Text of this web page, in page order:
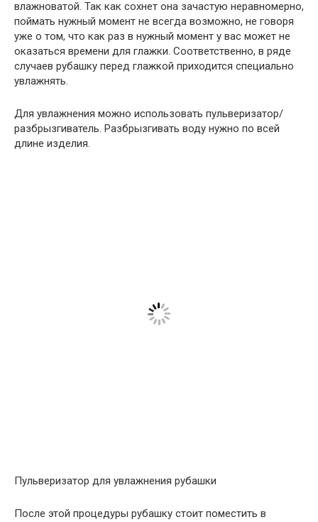
влажноватой. Так как сохнет она зачастую неравномерно,
поймать нужный момент не всегда возможно, не говоря
уже о том, что как раз в нужный момент у вас может не
оказаться времени для глажки. Соответственно, в ряде
случаев рубашку перед глажкой приходится специально
увлажнять.
Для увлажнения можно использовать пульверизатор/
разбрызгиватель. Разбрызгивать воду нужно по всей
длине изделия.
Пульверизатор для увлажнения рубашки
После этой процедуры рубашку стоит поместить в